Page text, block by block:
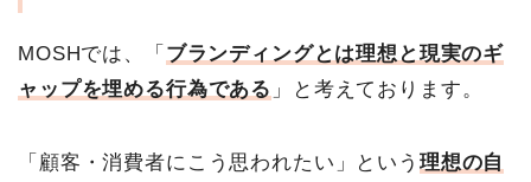
MOSHでは、「 ブランディングとは理想と現実のギ
ャップを埋める行為である 」と考えております。
「顧客・消費者にこう思われたい」という 理想の自